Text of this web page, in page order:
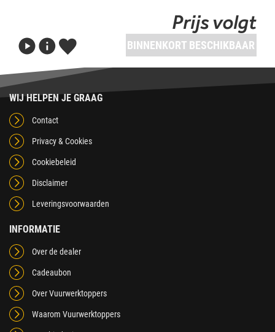
Prijs volgt
BINNENKORT BESCHIKBAAR
WIJ HELPEN JE GRAAG
Contact
Privacy & Cookies
Cookiebeleid
Disclaimer
Leveringsvoorwaarden
INFORMATIE
Over de dealer
Cadeaubon
Over Vuurwerktoppers
Waarom Vuurwerktoppers